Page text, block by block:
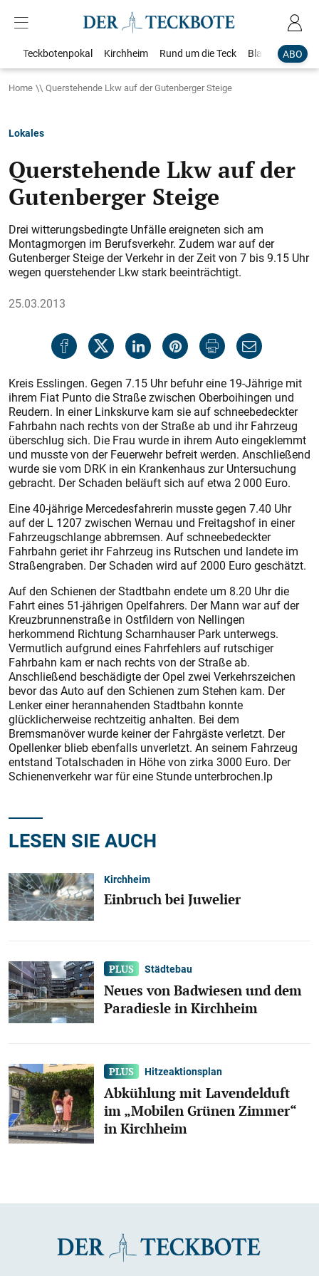
ABO
Teckbotenpokal Kirchheim Rund um die Teck Blaulicht
Home Querstehende Lkw auf der Gutenberger Steige
Lokales
Querstehende Lkw auf der
Gutenberger Steige
Drei witterungsbedingte Unfälle ereigneten sich am
Montagmorgen im Berufsverkehr. Zudem war auf der
Gutenberger Steige der Verkehr in der Zeit von 7 bis 9.15 Uhr
wegen querstehender Lkw stark beeinträchtigt.
25.03.2013
Kreis Esslingen. Gegen 7.15 Uhr befuhr eine 19-Jährige mit
ihrem Fiat Punto die Straße zwischen Oberboihingen und
Reudern. In einer Linkskurve kam sie auf schneebedeckter
Fahrbahn nach rechts von der Straße ab und ihr Fahrzeug
überschlug sich. Die Frau wurde in ihrem Auto eingeklemmt
und musste von der Feuerwehr befreit werden. Anschließend
wurde sie vom DRK in ein Krankenhaus zur Untersuchung
gebracht. Der Schaden beläuft sich auf etwa 2 000 Euro.
Eine 40-jährige Mercedesfahrerin musste gegen 7.40 Uhr
auf der L 1207 zwischen Wernau und Freitagshof in einer
Fahrzeugschlange abbremsen. Auf schneebedeckter
Fahrbahn geriet ihr Fahrzeug ins Rutschen und landete im
Straßengraben. Der Schaden wird auf 2000 Euro geschätzt.
Auf den Schienen der Stadtbahn endete um 8.20 Uhr die
Fahrt eines 51-jährigen Opelfahrers. Der Mann war auf der
Kreuzbrunnenstraße in Ostfildern von Nellingen
herkommend Richtung Scharnhauser Park unterwegs.
Vermutlich aufgrund eines Fahrfehlers auf rutschiger
Fahrbahn kam er nach rechts von der Straße ab.
Anschließend beschädigte der Opel zwei Verkehrszeichen
bevor das Auto auf den Schienen zum Stehen kam. Der
Lenker einer herannahenden Stadtbahn konnte
glücklicherweise rechtzeitig anhalten. Bei dem
Bremsmanöver wurde keiner der Fahrgäste verletzt. Der
Opellenker blieb ebenfalls unverletzt. An seinem Fahrzeug
entstand Totalschaden in Höhe von zirka 3000 Euro. Der
Schienenverkehr war für eine Stunde unterbrochen.lp
LESEN SIE AUCH
Kirchheim
Einbruch bei Juwelier
Städtebau
Neues von Badwiesen und dem
Paradiesle in Kirchheim
Hitzeaktionsplan
Abkühlung mit Lavendelduft
im „Mobilen Grünen Zimmer“
in Kirchheim